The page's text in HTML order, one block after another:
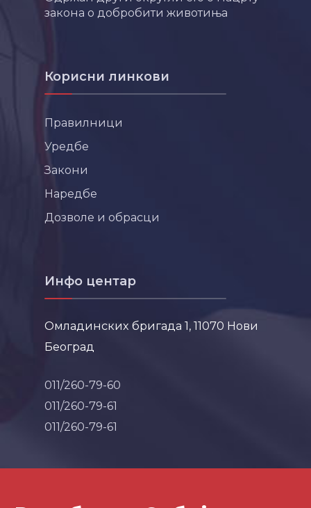
закона о добробити животиња
Корисни линкови
Правилници
Уредбе
Закони
Наредбе
Дозволе и обрасци
Инфо центар
Омладинских бригада 1, 11070 Нови
Београд
011/260-79-60
011/260-79-61
011/260-79-61